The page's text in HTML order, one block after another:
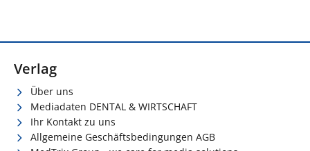
Verlag
Über uns
Mediadaten DENTAL & WIRTSCHAFT
Ihr Kontakt zu uns
Allgemeine Geschäftsbedingungen AGB